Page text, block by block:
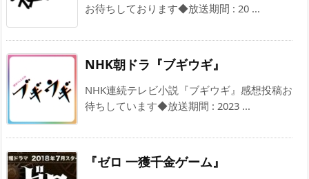
お待ちしております◆放送期間 : 20 ...
NHK朝ドラ『ブギウギ』
NHK連続テレビ小説『ブギウギ』感想投稿お
待ちしています◆放送期間 : 2023 ...
『ゼロ 一獲千金ゲーム』